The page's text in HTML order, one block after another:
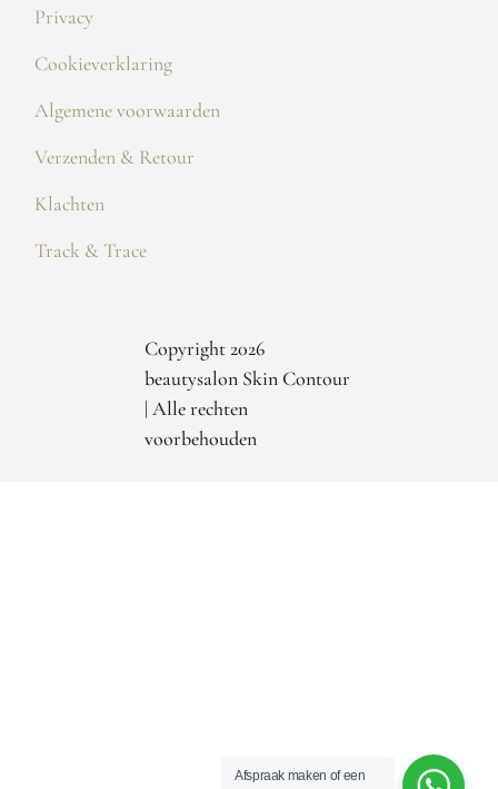
Privacy
Cookieverklaring
Algemene voorwaarden
Verzenden & Retour
Klachten
Track & Trace
Copyright 2026
beautysalon Skin Contour
| Alle rechten
voorbehouden
Afspraak maken of een